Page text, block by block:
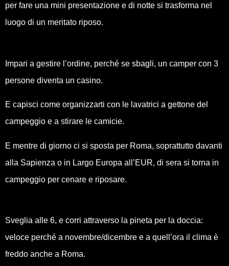
per fare una mini presentazione e di notte si trasforma nel
luogo di un meritato riposo.
Impari a gestire l’ordine, perché se sbagli, un camper con 3
persone diventa un casino.
E capisci come organizzarti con le lavatrici a gettone del
campeggio e a stirare le camicie.
E mentre di giorno ci si sposta per Roma, soprattutto davanti
alla Sapienza o in Largo Europa all’EUR, di sera si torna in
campeggio per cenare e riposare.
Sveglia alle 6, e corri attraverso la pineta per la doccia:
veloce perché a novembre/dicembre e a quell’ora il clima è
freddo anche a Roma.